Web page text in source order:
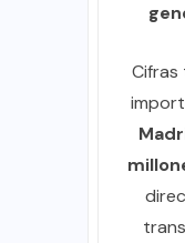
Cifras